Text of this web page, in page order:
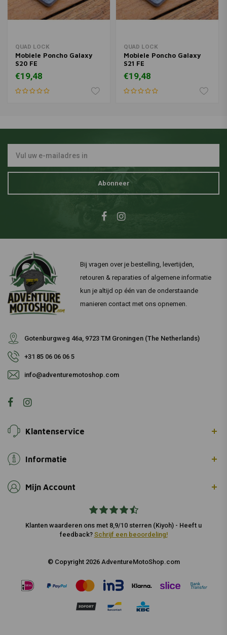
QUAD LOCK
Mobiele Poncho Galaxy
S20 FE
€19,48
QUAD LOCK
Mobiele Poncho Galaxy
S21 FE
€19,48
Abonneer
Bij vragen over je bestelling, levertijden,
retouren & reparaties of algemene informatie
kun je altijd op één van de onderstaande
manieren contact met ons opnemen.
Gotenburgweg 46a, 9723 TM Groningen (The Netherlands)
+31 85 06 06 06 5
info@adventuremotoshop.com
Klantenservice
Informatie
Mijn Account
Klanten waarderen ons met 8,9/10 sterren (Kiyoh) - Heeft u
feedback? Schrijf een beoordeling!
© Copyright 2026 AdventureMotoShop.com